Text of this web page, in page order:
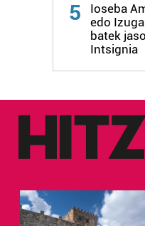
5
Ioseba
edo
batek
Intsignia